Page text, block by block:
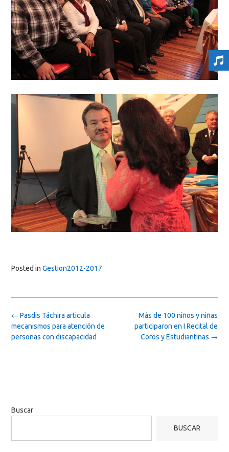
Posted in Gestion2012-2017
Post
navigation
Más de 100 niños y niñas
participaron en I Recital de
Coros y Estudiantinas →
← Pasdis Táchira articula
mecanismos para atención de
personas con discapacidad
Buscar
BUSCAR